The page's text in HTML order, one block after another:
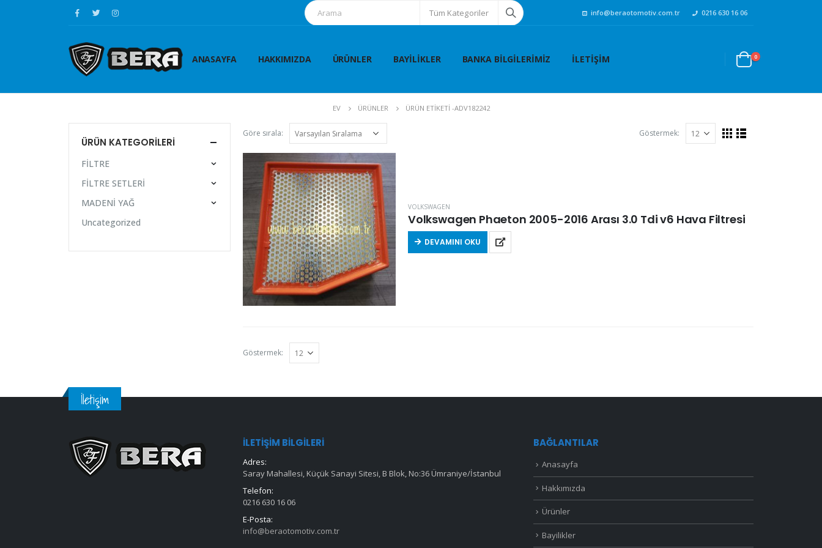
Tüm Kategoriler info@beraotomotiv.com.tr 0216 630 16 06
ANASAYFA HAKKIMIZDA ÜRÜNLER BAYILIKLER BANKA BILGILERIMIZ İLETIŞIM 0
EV ÜRÜNLER ÜRÜN ETIKETI -ADV182242
Göre sırala: Göstermek:
VOLKSWAGEN
Volkswagen Phaeton 2005-2016 Arası 3.0 Tdi v6 Hava Filtresi
DEVAMINI OKU
Göstermek:
ÜRÜN KATEGORILERI
FİLTRE
FİLTRE SETLERİ
MADENİ YAĞ
Uncategorized
İletişim
İLETIŞIM BILGILERI
Adres:
Saray Mahallesi, Küçük Sanayi Sitesi, B Blok, No:36 Ümraniye/İstanbul
Telefon:
0216 630 16 06
E-Posta:
info@beraotomotiv.com.tr
BAĞLANTILAR
Anasayfa
Hakkımızda
Ürünler
Bayilikler